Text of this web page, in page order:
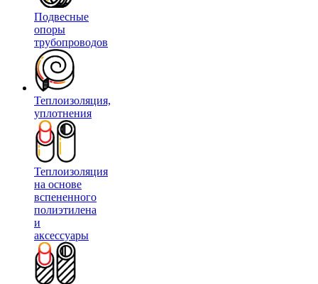
Подвесные
опоры
трубопроводов
Теплоизоляция,
уплотнения
Теплоизоляция
на основе
вспененного
полиэтилена
и
аксессуары